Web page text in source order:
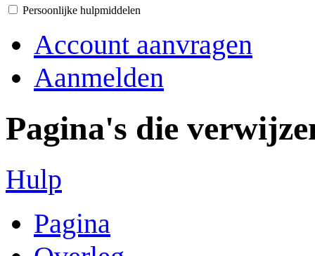
Persoonlijke hulpmiddelen
Account aanvragen
Aanmelden
Pagina's die
Hulp
Pagina